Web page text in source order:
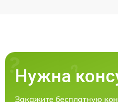
Нужна
Закажите бесплатную